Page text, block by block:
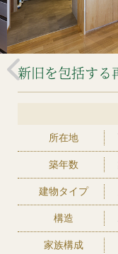
新旧を包括する
所在地
築年数
建物タイプ
構造
家族構成